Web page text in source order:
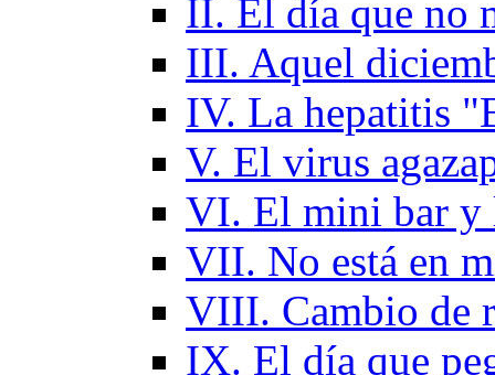
II. El día que no
III. Aquel
IV. La hepatitis
V. El virus
VI. El mini bar y
VII. No está en
VIII. Cambio de
IX. El día que